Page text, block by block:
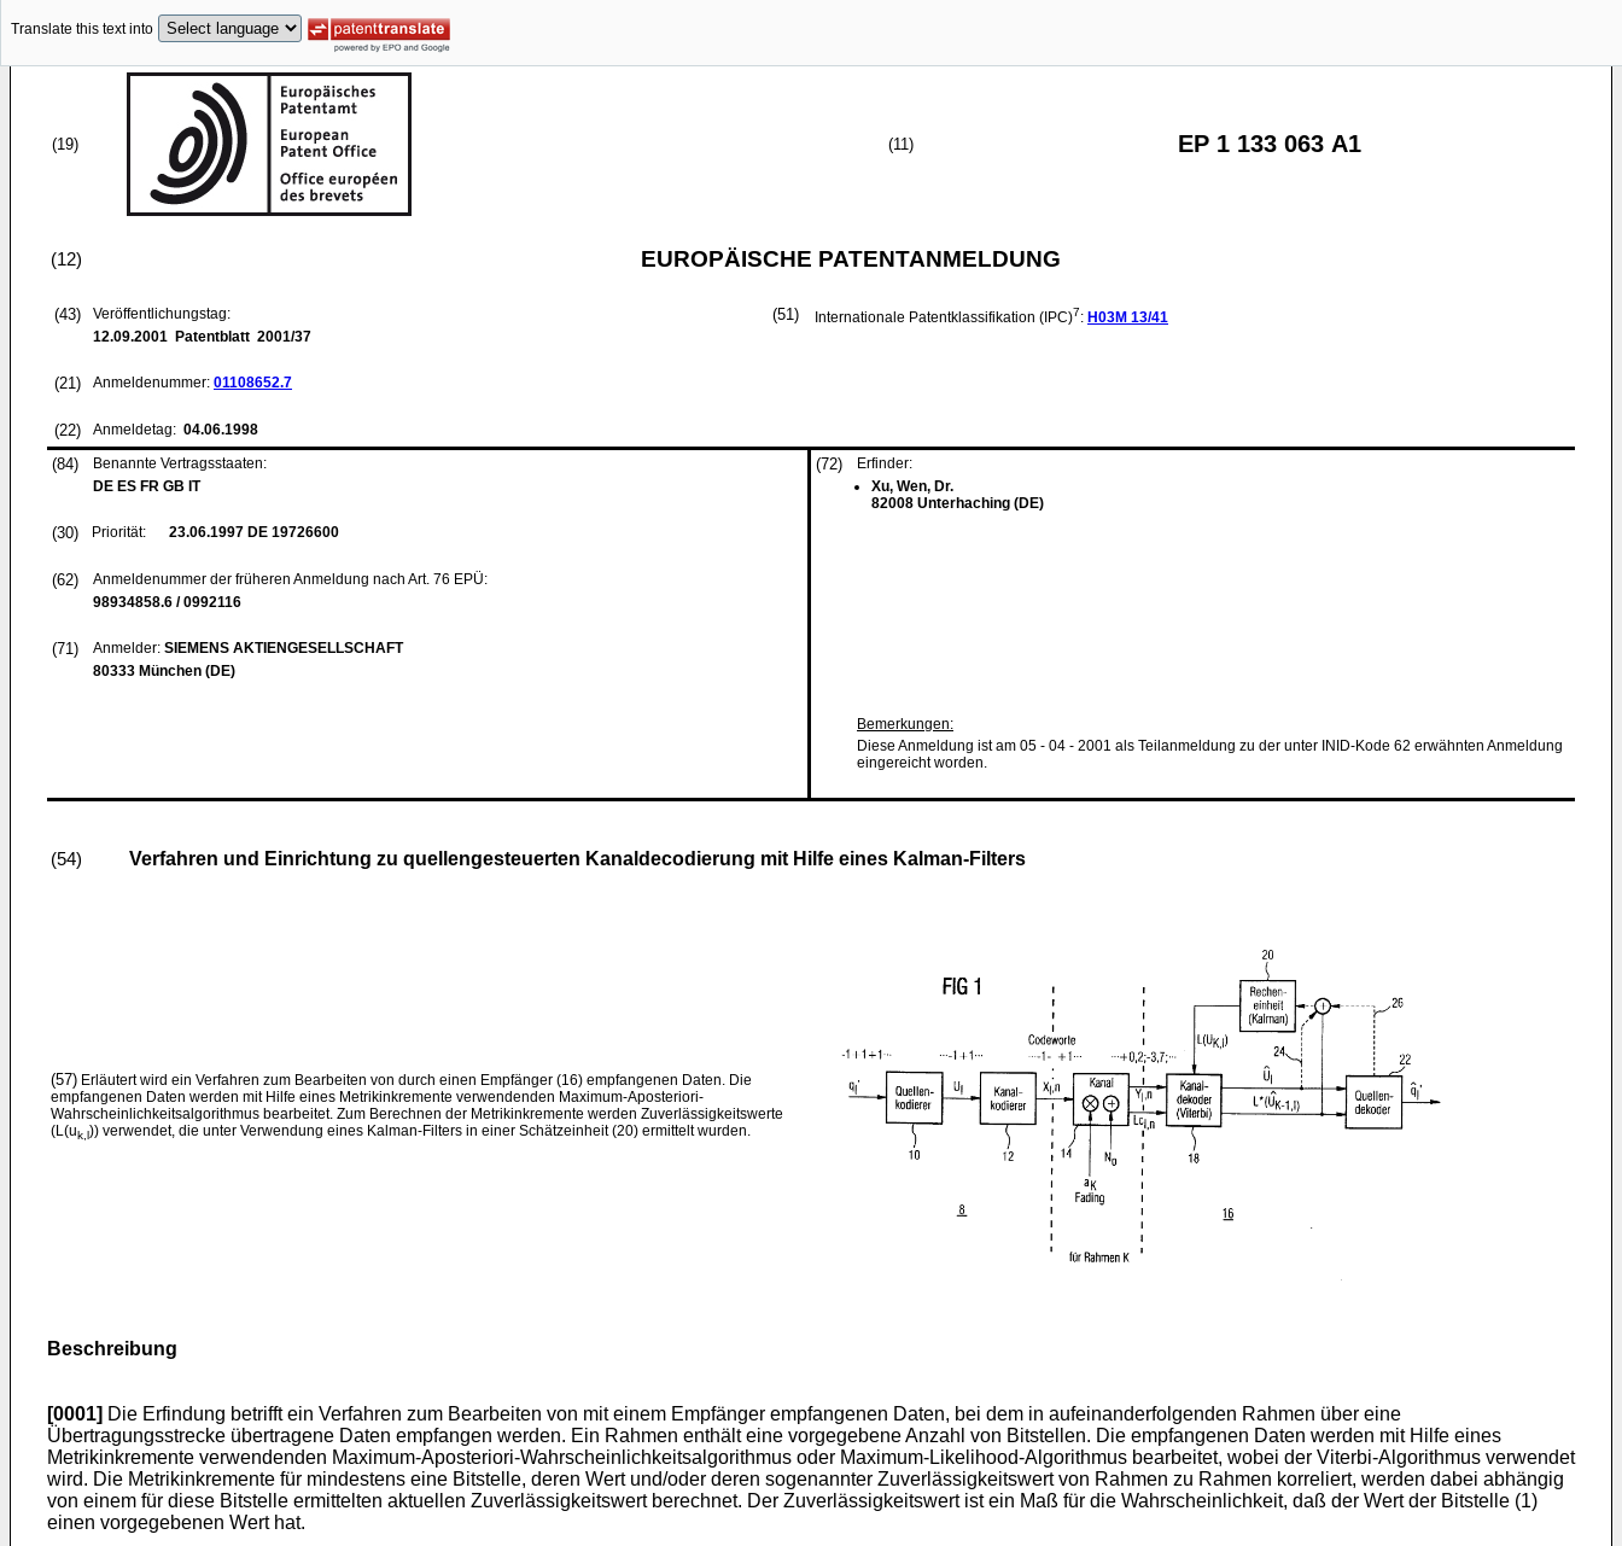
Translate this text into
(19) (11) EP 1 133 063 A1
(12) EUROPÄISCHE PATENTANMELDUNG
(43)
Veröffentlichungstag:
12.09.2001 Patentblatt 2001/37
(21) Anmeldenummer: 01108652.7
(22) Anmeldetag: 04.06.1998
(51) Internationale Patentklassifikation (IPC)7: H03M 13/41
(84)
Benannte Vertragsstaaten:
DE ES FR GB IT
(30) Priorität: 23.06.1997 DE 19726600
(62)
Anmeldenummer der früheren Anmeldung nach Art. 76 EPÜ:
98934858.6 / 0992116
(71) Anmelder: SIEMENS AKTIENGESELLSCHAFT
80333 München (DE)
(72)
Erfinder:
Xu, Wen, Dr.
82008 Unterhaching (DE)
Bemerkungen:
Diese Anmeldung ist am 05 - 04 - 2001 als Teilanmeldung zu der unter INID-Kode 62 erwähnten Anmeldung
eingereicht worden.
(54) Verfahren und Einrichtung zu quellengesteuerten Kanaldecodierung mit Hilfe eines Kalman-Filters
(57) Erläutert wird ein Verfahren zum Bearbeiten von durch einen Empfänger (16) empfangenen Daten. Die
empfangenen Daten werden mit Hilfe eines Metrikinkremente verwendenden Maximum-Aposteriori-
Wahrscheinlichkeitsalgorithmus bearbeitet. Zum Berechnen der Metrikinkremente werden Zuverlässigkeitswerte
(L(uk,l )) verwendet, die unter Verwendung eines Kalman-Filters in einer Schätzeinheit (20) ermittelt wurden.
Beschreibung
[0001] Die Erfindung betrifft ein Verfahren zum Bearbeiten von mit einem Empfänger empfangenen Daten, bei dem in aufeinanderfolgenden Rahmen über eine
Übertragungsstrecke übertragene Daten empfangen werden. Ein Rahmen enthält eine vorgegebene Anzahl von Bitstellen. Die empfangenen Daten werden mit Hilfe eines
Metrikinkremente verwendenden Maximum-Aposteriori-Wahrscheinlichkeitsalgorithmus oder Maximum-Likelihood-Algorithmus bearbeitet, wobei der Viterbi-Algorithmus verwendet
wird. Die Metrikinkremente für mindestens eine Bitstelle, deren Wert und/oder deren sogenannter Zuverlässigkeitswert von Rahmen zu Rahmen korreliert, werden dabei abhängig
von einem für diese Bitstelle ermittelten aktuellen Zuverlässigkeitswert berechnet. Der Zuverlässigkeitswert ist ein Maß für die Wahrscheinlichkeit, daß der Wert der Bitstelle (1)
einen vorgegebenen Wert hat.